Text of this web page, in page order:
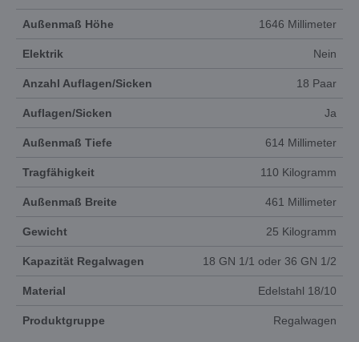
Außenmaß Höhe 1646 Millimeter
Elektrik Nein
Anzahl Auflagen/Sicken 18 Paar
Auflagen/Sicken Ja
Außenmaß Tiefe 614 Millimeter
Tragfähigkeit 110 Kilogramm
Außenmaß Breite 461 Millimeter
Gewicht 25 Kilogramm
Kapazität Regalwagen 18 GN 1/1 oder 36 GN 1/2
Material Edelstahl 18/10
Produktgruppe Regalwagen